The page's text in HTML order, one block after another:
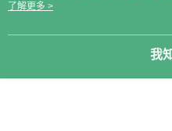
用條款之 Cookie 聲明使用 cookie。
了解更多 >
我